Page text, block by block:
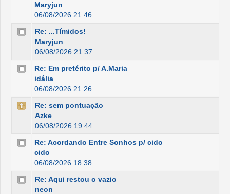
Maryjun
06/08/2026 21:46
Re: ...Tímidos!
Maryjun
06/08/2026 21:37
Re: Em pretérito p/ A.Maria
idália
06/08/2026 21:26
Re: sem pontuação
Azke
06/08/2026 19:44
Re: Acordando Entre Sonhos p/ cido
cido
06/08/2026 18:38
Re: Aqui restou o vazio
neon